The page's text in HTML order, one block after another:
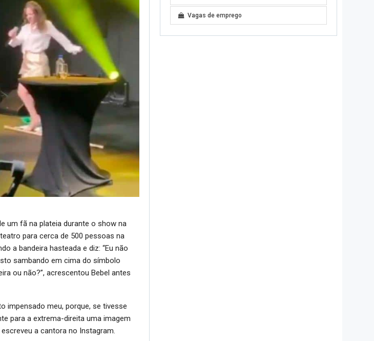
um fã na plateia durante o show na
para cerca de 500 pessoas na
a bandeira hasteada e diz: “Eu não
sambando em cima do símbolo
ou não?”, acrescentou Bebel antes
impensado meu, porque, se tivesse
para a extrema-direita uma imagem
a cantora no Instagram.
Vagas de emprego